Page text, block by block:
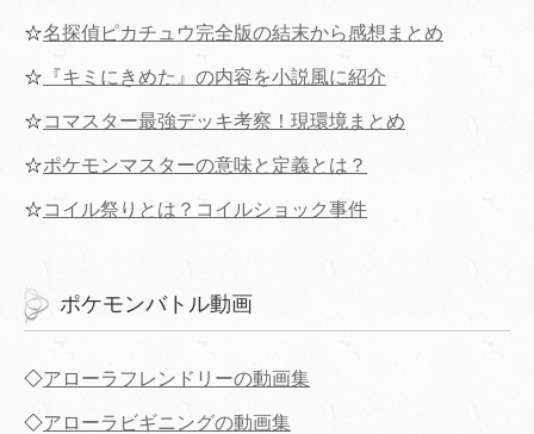
☆名探偵ピカチュウ完全版の結末から感想まとめ
☆ 『キミにきめた』の内容を小説風に紹介
☆コマスター最強デッキ考察！現環境まとめ
☆ポケモンマスターの意味と定義とは？
☆コイル祭りとは？コイルショック事件
ポケモンバトル動画
◇アローラフレンドリーの動画集
◇アローラビギニングの動画集